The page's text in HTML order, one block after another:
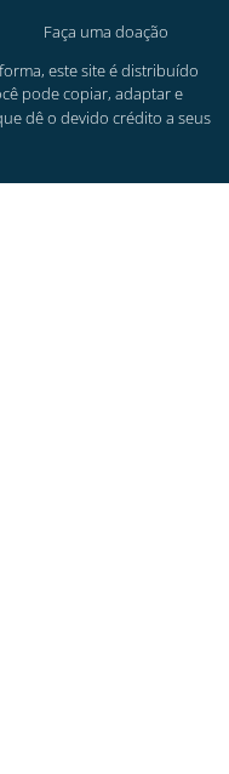
Faça uma doação
este site é distribuído
pode copiar, adaptar e
dê o devido crédito a seus